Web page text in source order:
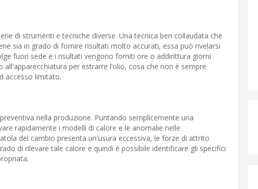
di strumenti e tecniche diverse. Una tecnica ben collaudata che
sia in grado di fornire risultati molto accurati, essa può rivelarsi
fuori sede e i risultati vengono forniti ore o addirittura giorni
per estrarre l’olio, cosa che non è sempre
accesso limitato.
nella produzione. Puntando semplicemente una
rapidamente i modelli di calore e le anomalie nelle
del cambio presenta un'usura eccessiva, le forze di attrito
di rilevare tale calore e quindi è possibile identificare gli specifici